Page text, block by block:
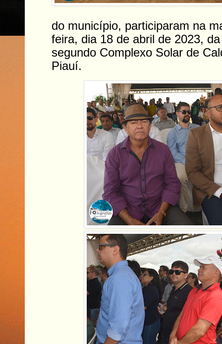
do município, participaram na
feira, dia 18 de abril de 2023,
segundo Complexo Solar de
Piauí.